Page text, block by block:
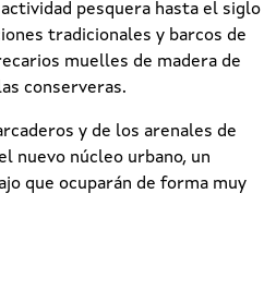
pesquera hasta el siglo
tradicionales y barcos de
muelles de madera de
conserveras.
y de los arenales de
nuevo núcleo urbano, un
que ocuparán de forma muy